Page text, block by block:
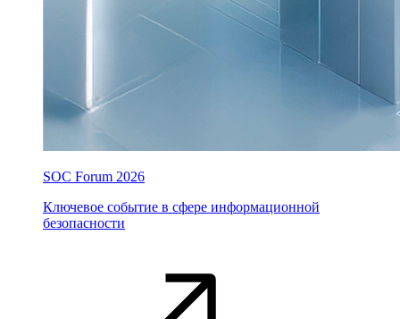
SOC Forum 2026
Ключевое событие в сфере информационной
безопасности